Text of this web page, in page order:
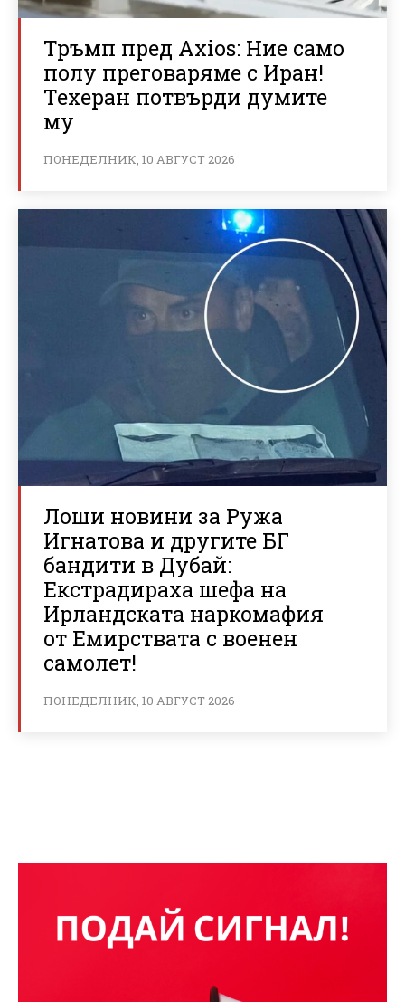
Тръмп пред Axios: Ние само
полу преговаряме с Иран!
Техеран потвърди думите
му
ПОНЕДЕЛНИК, 10 АВГУСТ 2026
Лоши новини за Ружа
Игнатова и другите БГ
бандити в Дубай:
Екстрадираха шефа на
Ирландската наркомафия
от Емирствата с военен
самолет!
ПОНЕДЕЛНИК, 10 АВГУСТ 2026